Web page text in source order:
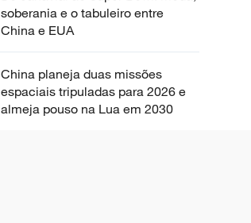
soberania e o tabuleiro entre
China e EUA
China planeja duas missões
espaciais tripuladas para 2026 e
almeja pouso na Lua em 2030